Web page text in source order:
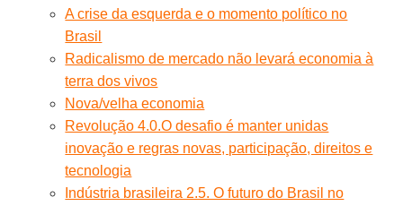
A crise da esquerda e o momento político no
Brasil
Radicalismo de mercado não levará economia à
terra dos vivos
Nova/velha economia
Revolução 4.0.O desafio é manter unidas
inovação e regras novas, participação, direitos e
tecnologia
Indústria brasileira 2.5. O futuro do Brasil no